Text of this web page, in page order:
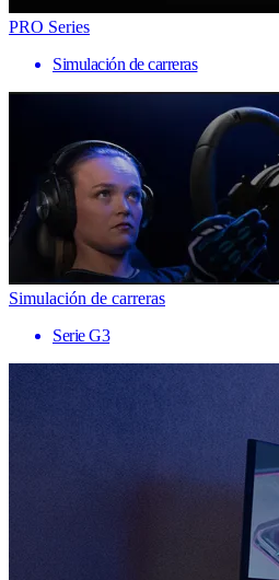
PRO Series
Simulación de carreras
Simulación de carreras
Serie G3